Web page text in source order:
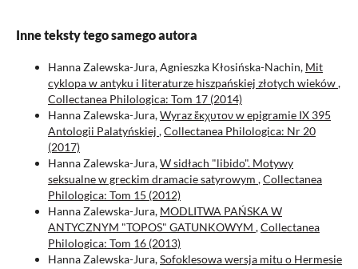
Inne teksty tego samego autora
Hanna Zalewska-Jura, Agnieszka Kłosińska-Nachin, Mit
cyklopa w antyku i literaturze hiszpańskiej złotych wieków,
Collectanea Philologica: Tom 17 (2014)
Hanna Zalewska-Jura,Wyraz ἔκχυτον w epigramie IX 395
Antologii Palatyńskiej ,Collectanea Philologica: Nr 20
(2017)
Hanna Zalewska-Jura,W sidłach "libido". Motywy
seksualne w greckim dramacie satyrowym ,Collectanea
Philologica: Tom 15 (2012)
Hanna Zalewska-Jura, MODLITWA PAŃSKA W
ANTYCZNYM "TOPOS" GATUNKOWYM ,Collectanea
Philologica: Tom 16 (2013)
Hanna Zalewska-Jura,Sofoklesowa wersja mitu o Hermesie